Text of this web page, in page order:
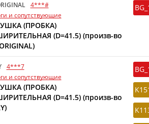
4***#
и сопутствующие
(ПРОБКА)
(D=41.5) (произв-во
4***7
и сопутствующие
(ПРОБКА)
(D=41.5) (произв-во